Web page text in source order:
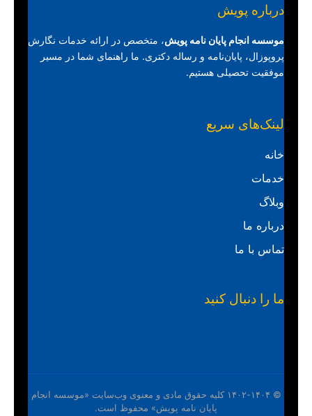
درباره پویش
موسسه انجام پایان نامه پویش، متخصص در ارائه خدمات نگارش
پروپوزال، پایان‌نامه و رساله دکتری. ما راهنمای شما در مسیر
موفقیت تحصیلی هستیم.
لینک‌های سریع
خانه
خدمات
وبلاگ
درباره ما
تماس با ما
ما را دنبال کنید
© ۱۴۰۲-۱۴۰۴ کلیه حقوق مادی و معنوی وب‌سایت «موسسه انجام
پایان نامه پویش» محفوظ است.